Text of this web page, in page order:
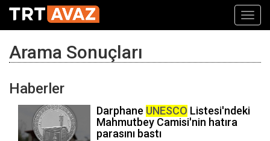
Arama Sonuçları
Haberler
Darphane UNESCO Listesi'ndeki
Mahmutbey Camisi'nin hatıra
parasını bastı